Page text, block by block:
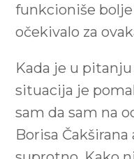
funkcioniše
očekivalo za
Kada je u
situacija je
sam da sam na
Borisa